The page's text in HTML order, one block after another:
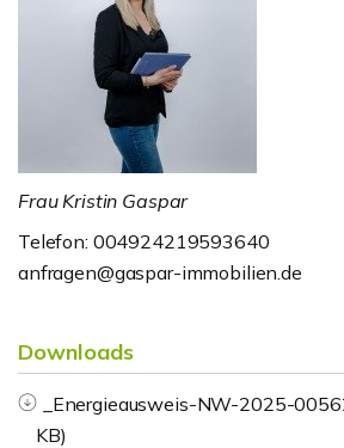
Frau Kristin Gaspar
Telefon: 004924219593640
anfragen@gaspar-immobilien.de
Downloads
_Energieausweis-NW-2025-
KB)